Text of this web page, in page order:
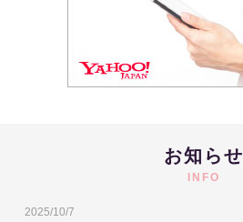
お知らせ
INFO
2025/10/7